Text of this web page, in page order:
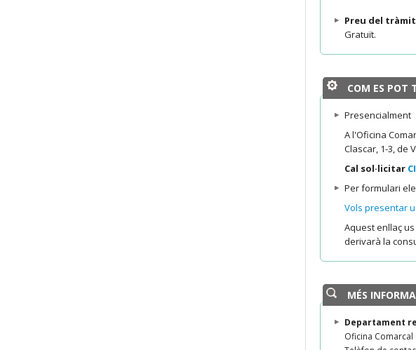
Preu del tràmit
Gratuït.
COM ES POT
Presencialment
A l'Oficina
Clascar, 1-3, de
Cal sol·licitar
Per formulari
Vols presentar
Aquest enllaç
derivarà la
MÉS
Departament
Oficina Comarcal